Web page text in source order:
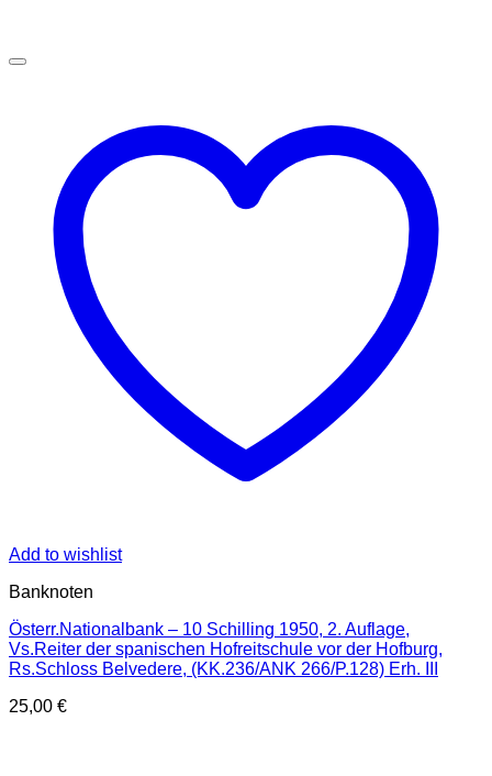
Add to wishlist
Banknoten
Österr.Nationalbank – 10 Schilling 1950, 2. Auflage,
Vs.Reiter der spanischen Hofreitschule vor der Hofburg,
Rs.Schloss Belvedere, (KK.236/ANK 266/P.128) Erh. III
25,00 €